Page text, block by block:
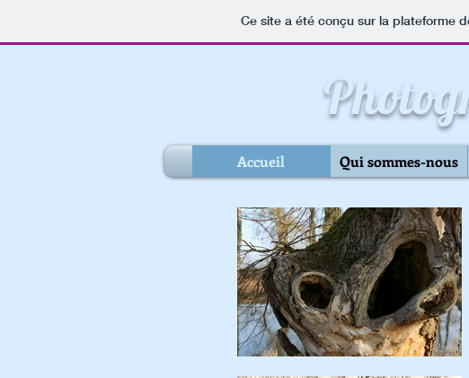
Ce site a été conçu sur la plateforme
Accueil Qui sommes-nous